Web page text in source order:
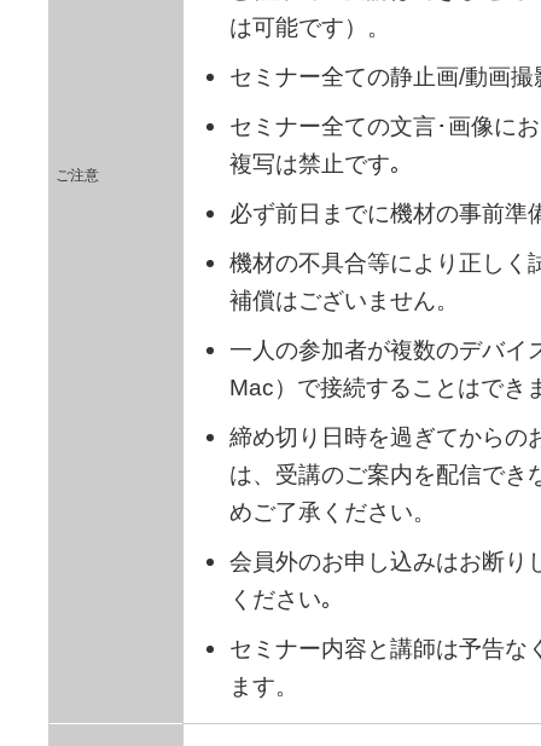
ご注意
は可能です）。
セミナー全ての静止画/動画
セミナー全ての文言･画像に
複写は禁止です｡
必ず前日までに機材の事前準
機材の不具合等により正しく
補償はございません。
一人の参加者が複数のデバイ
Mac）で接続することはでき
締め切り日時を過ぎてからの
は、受講のご案内を配信でき
めご了承ください。
会員外のお申し込みはお断り
ください｡
セミナー内容と講師は予告な
ます。